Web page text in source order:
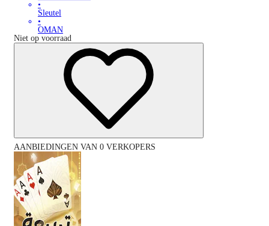
•
Sleutel
•
OMAN
Niet op voorraad
AANBIEDINGEN VAN 0 VERKOPERS